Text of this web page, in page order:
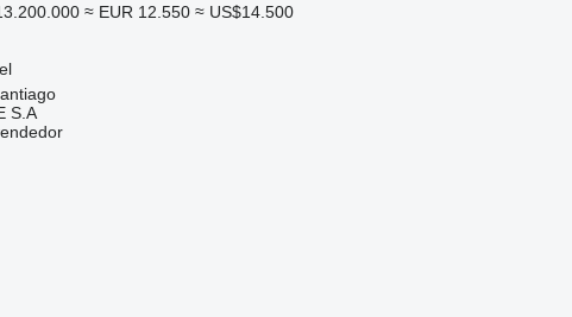
≈ EUR 12.550 ≈ US$14.500
S.A